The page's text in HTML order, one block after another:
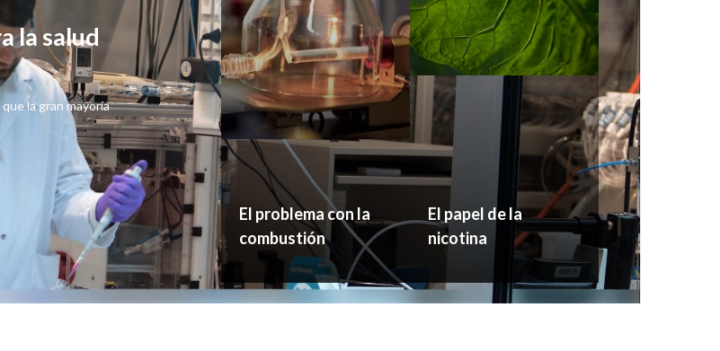
la salud
la gran mayoría
El problema con la
combustión
El papel de la
nicotina